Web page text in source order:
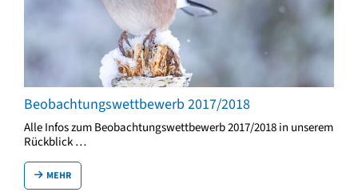
Beobachtungswettbewerb 2017/2018
Alle Infos zum Beobachtungswettbewerb 2017/2018 in unserem
Rückblick …
MEHR